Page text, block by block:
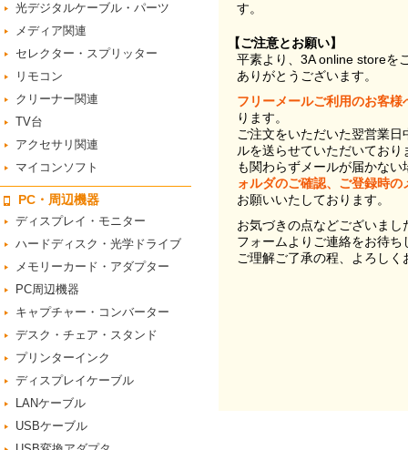
す。
【ご注意とお願い】
平素より、3A online storeを
ありがとうございます。
フリーメールご利用のお客様
ります。
ご注文をいただいた翌営業
ルを送らせていただいてお
も関わらずメールが届かない
ォルダのご確認、ご登録時
お願いいたしております。
お気づきの点などございま
フォームよりご連絡をお待ち
ご理解ご了承の程、よろし
光デジタルケーブル・パーツ
メディア関連
セレクター・スプリッター
リモコン
クリーナー関連
TV台
アクセサリ関連
マイコンソフト
PC・周辺機器
ディスプレイ・モニター
ハードディスク・光学ドライブ
メモリーカード・アダプター
PC周辺機器
キャプチャー・コンバーター
デスク・チェア・スタンド
プリンターインク
ディスプレイケーブル
LANケーブル
USBケーブル